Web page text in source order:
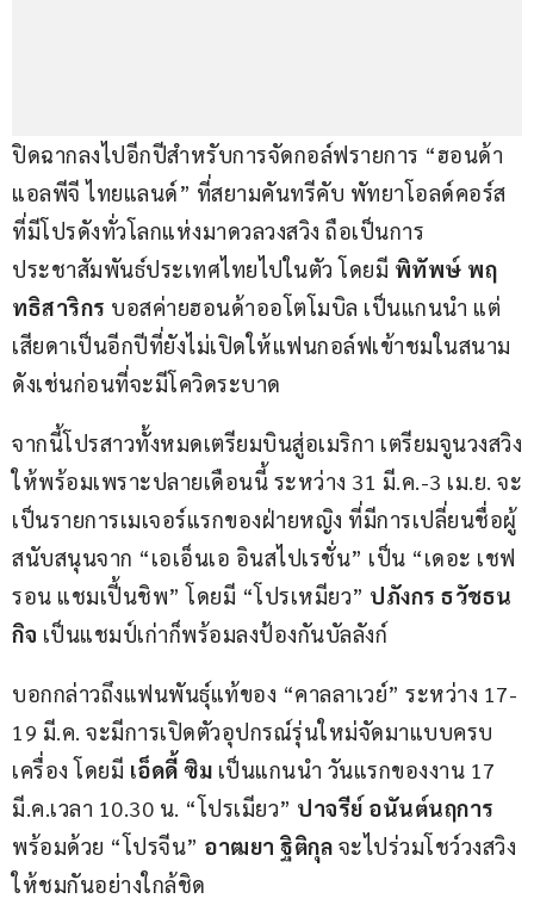
ปิดฉากลงไปอีกปีสำหรับการจัดกอล์ฟรายการ “ฮอนด้า
แอลพีจี ไทยแลนด์” ที่สยามคันทรีคับ พัทยาโอลด์คอร์ส
ที่มีโปรดังทั่วโลกแห่งมาดวลวงสวิง ถือเป็นการ
ประชาสัมพันธ์ประเทศไทยไปในตัว โดยมี พิทัพษ์ พฤ
ทธิสาริกร บอสค่ายฮอนด้าออโตโมบิล เป็นแกนนำ แต่
เสียดาเป็นอีกปีที่ยังไม่เปิดให้แฟนกอล์ฟเข้าชมในสนาม
ดังเช่นก่อนที่จะมีโควิดระบาด
จากนี้โปรสาวทั้งหมดเตรียมบินสู่อเมริกา เตรียมจูนวงสวิง
ให้พร้อมเพราะปลายเดือนนี้ ระหว่าง 31 มี.ค.-3 เม.ย. จะ
เป็นรายการเมเจอร์แรกของฝ่ายหญิง ที่มีการเปลี่ยนชื่อผู้
สนับสนุนจาก “เอเอ็นเอ อินสไปเรชั่น” เป็น “เดอะ เชฟ
รอน แชมเปี้นชิพ” โดยมี “โปรเหมียว” ปภังกร ธวัชธน
กิจ เป็นแชมป์เก่าก็พร้อมลงป้องกันบัลลังก์
บอกกล่าวถึงแฟนพันธุ์แท้ของ “คาลลาเวย์” ระหว่าง 17-
19 มี.ค. จะมีการเปิดตัวอุปกรณ์รุ่นใหม่จัดมาแบบครบ
เครื่อง โดยมี เอ็ดดี้ ซิม เป็นแกนนำ วันแรกของงาน 17
มี.ค.เวลา 10.30 น. “โปรเมียว” ปาจรีย์ อนันต์นฤการ
พร้อมด้วย “โปรจีน” อาฒยา ฐิติกุล จะไปร่วมโชว์วงสวิง
ให้ชมกันอย่างใกล้ชิด